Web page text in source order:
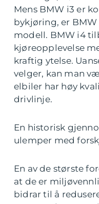
Mens BMW i3 er
bykjøring, er BMW
modell. BMW i4
kjøreopplevelse
kraftig ytelse.
velger, kan man
elbiler har høy
drivlinje.
En historisk
ulemper med
En av de største
at de er
bidrar til å